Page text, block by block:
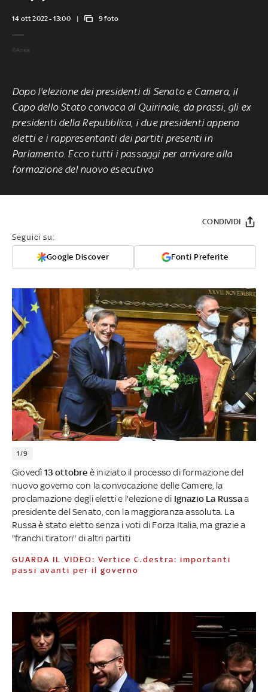
14 ott 2022 - 13:00 9 foto
©Ansa
Dopo l'elezione dei presidenti di Senato e Camera, il
Capo dello Stato convoca al Quirinale, da prassi, gli ex
presidenti della Repubblica, i due presidenti appena
eletti e i rappresentanti dei partiti presenti in
Parlamento. Ecco tutti i passaggi per arrivare alla
formazione del nuovo esecutivo
Seguici su:
Google Discover Fonti Preferite
CONDIVIDI
1/9
Giovedì 13 ottobre è iniziato il processo di formazione del
nuovo governo con la convocazione delle Camere, la
proclamazione degli eletti e l'elezione di Ignazio La Russaa
presidente del Senato, con la maggioranza assoluta. La
Russa è stato eletto senza i voti di Forza Italia, ma grazie a
"franchi tiratori" di altri partiti
GUARDA IL VIDEO: Vertice C.destra: importanti
passi avanti per il governo